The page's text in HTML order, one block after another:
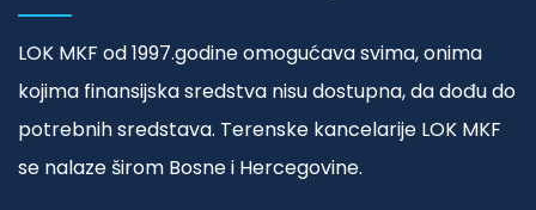
LOK MKF od 1997.godine omogućava svima, onima
kojima finansijska sredstva nisu dostupna, da dođu do
potrebnih sredstava. Terenske kancelarije LOK MKF
se nalaze širom Bosne i Hercegovine.